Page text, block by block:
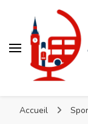
Accueil